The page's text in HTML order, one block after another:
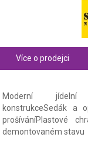
Více o prodejci
Moderní jídelní
konstrukceSedák a
prošíváníPlastové
demontovaném stavu